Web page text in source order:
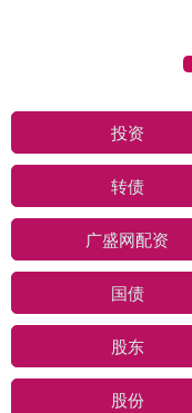
投资
转债
广盛网配资
国债
股东
股份